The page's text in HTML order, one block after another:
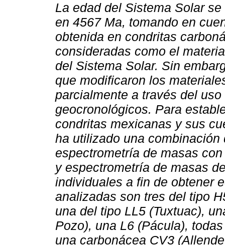
La edad del Sistema Solar
en 4567 Ma, tomando en
obtenida en condritas
consideradas como el
del Sistema Solar. Sin
que modificaron los
parcialmente a través del
geocronológicos. Para
condritas mexicanas y sus
ha utilizado una
espectrometría de masas
y espectrometría de masas
individuales a fin de obtener
analizadas son tres del tipo
una del tipo LL5 (Tuxtuac),
Pozo), una L6 (Pácula),
una carbonácea CV3